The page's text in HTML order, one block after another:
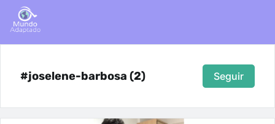
#joselene-barbosa (2) Seguir